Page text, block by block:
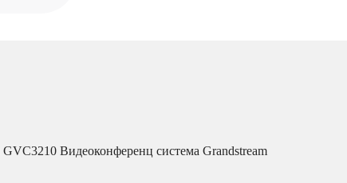
GVC3210 Видеоконференц система Grandstream